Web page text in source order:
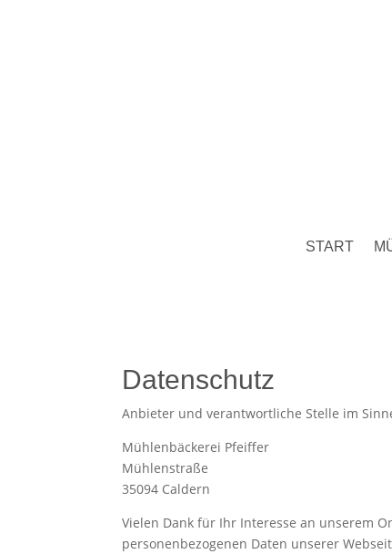
START
Datenschutz
Anbieter und verantwortliche Stelle im
Mühlenbäckerei Pfeiffer
Mühlenstraße
35094 Caldern
Vielen Dank für Ihr Interesse an unserem
personenbezogenen Daten unserer